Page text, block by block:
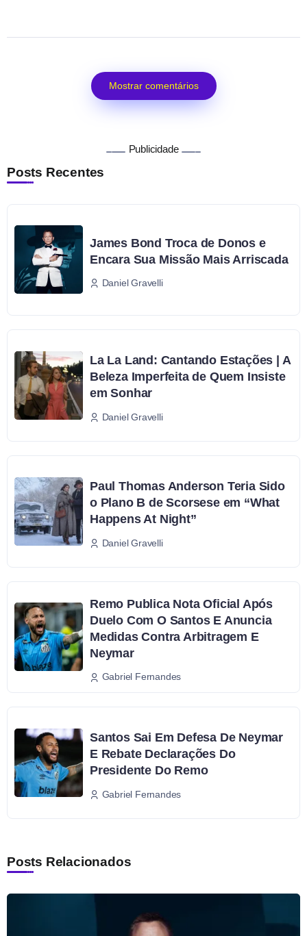
Mostrar comentários
Publicidade
Posts Recentes
James Bond Troca de Donos e
Encara Sua Missão Mais Arriscada
Daniel Gravelli
La La Land: Cantando Estações | A
Beleza Imperfeita de Quem Insiste
em Sonhar
Daniel Gravelli
Paul Thomas Anderson Teria Sido
o Plano B de Scorsese em “What
Happens At Night”
Daniel Gravelli
Remo Publica Nota Oficial Após
Duelo Com O Santos E Anuncia
Medidas Contra Arbitragem E
Neymar
Gabriel Fernandes
Santos Sai Em Defesa De Neymar
E Rebate Declarações Do
Presidente Do Remo
Gabriel Fernandes
Posts Relacionados